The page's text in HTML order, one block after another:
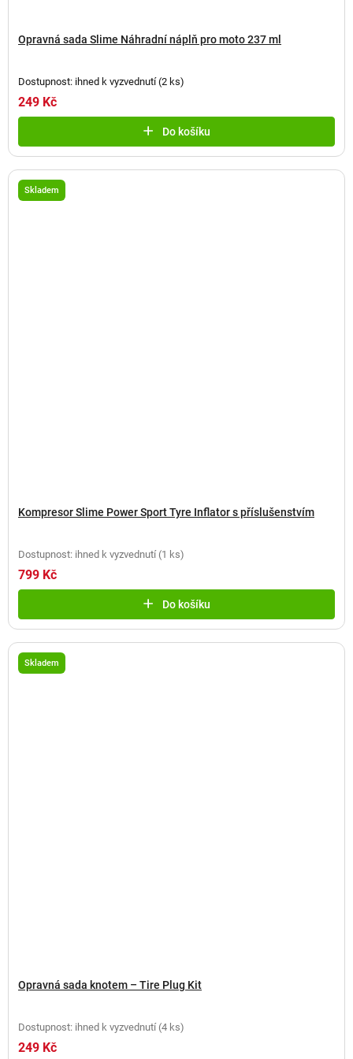
Opravná sada Slime Náhradní náplň pro moto 237 ml
Dostupnost: ihned k vyzvednutí(2 ks)
249 Kč
Do košíku
Skladem
Kompresor Slime Power Sport Tyre Inflator s příslušenstvím
Dostupnost: ihned k vyzvednutí (1 ks)
799 Kč
Do košíku
Skladem
Opravná sada knotem – Tire Plug Kit
Dostupnost: ihned k vyzvednutí (4 ks)
249 Kč